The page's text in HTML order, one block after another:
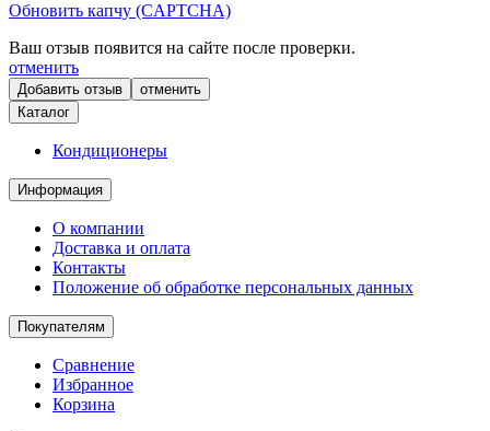
Обновить капчу (CAPTCHA)
Ваш отзыв появится на сайте после проверки.
отменить
отменить
Каталог
Кондиционеры
Информация
О компании
Доставка и оплата
Контакты
Положение об обработке персональных данных
Покупателям
Сравнение
Избранное
Корзина